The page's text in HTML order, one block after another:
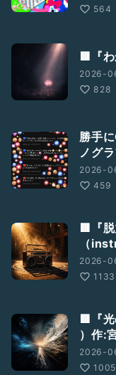
564
🟥『
2026-
828
勝手
ノグ
2026-
459
🟥『
（
2026-
1133
🟥『
）作:
2026-
1005